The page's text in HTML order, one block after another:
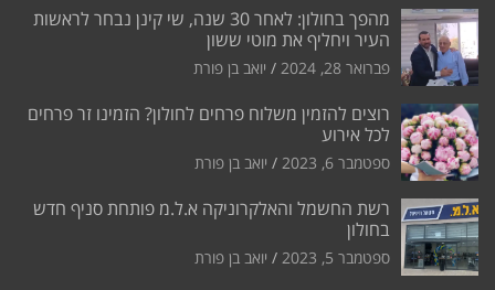
מהפך בחולון: לאחר 30 שנה, שי קינן נבחר לראשות
העיר ויחליף את מוטי ששון
פברואר 28, 2024 יואב בן פורת
רוצים להזמין משלוח פרחים לחולון? הזמינו זר פרחים
לכל אירוע
ספטמבר 6, 2023 יואב בן פורת
רשת החשמל והאלקרוניקה א.ל.מ פותחת סניף חדש
בחולון
ספטמבר 5, 2023 יואב בן פורת